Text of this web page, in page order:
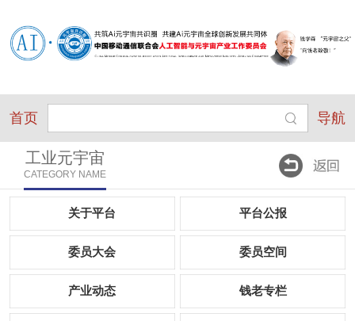
首页 导航
工业元宇宙
CATEGORY NAME
关于平台 平台公报
委员大会 委员空间
产业动态 钱老专栏